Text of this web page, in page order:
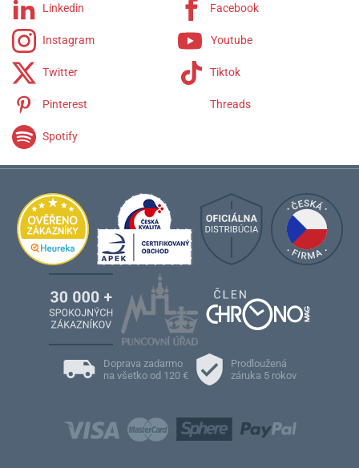
Linkedin Facebook
Instagram Youtube
Twitter Tiktok
Pinterest Threads
Spotify
Doprava zadarmo
na všetko od 120 €
Prodloužená
záruka 5 rokov